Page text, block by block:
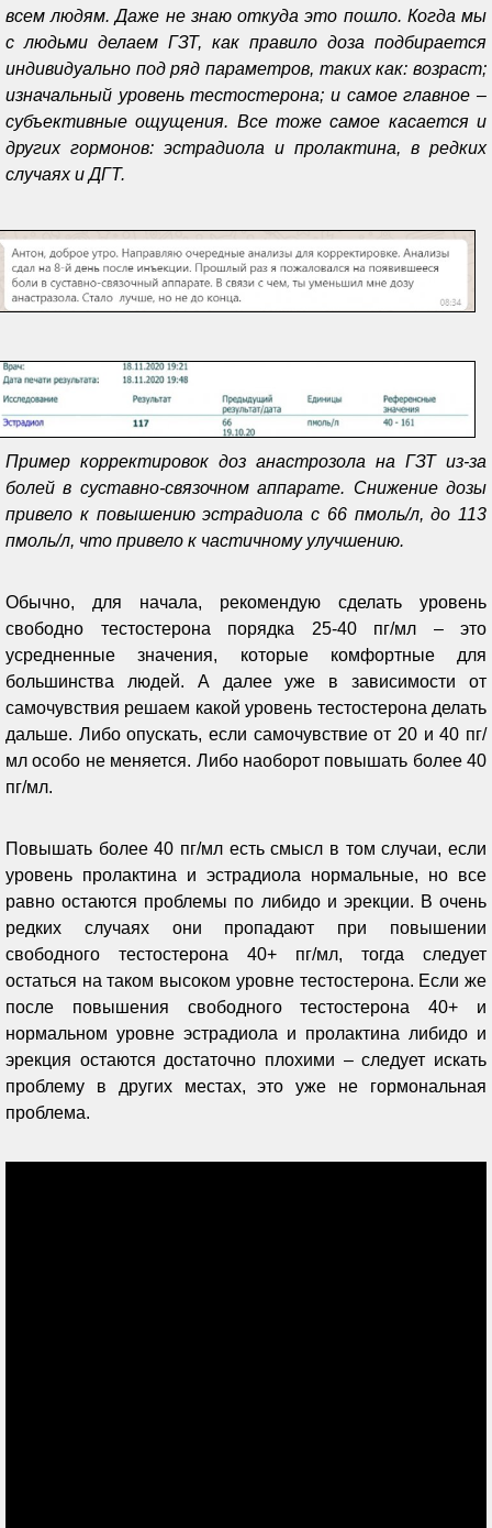
всем людям. Даже не знаю откуда это пошло. Когда мы
с людьми делаем ГЗТ, как правило доза подбирается
индивидуально под ряд параметров, таких как: возраст;
изначальный уровень тестостерона; и самое главное –
субъективные ощущения. Все тоже самое касается и
других гормонов: эстрадиола и пролактина, в редких
случаях и ДГТ.
Пример корректировок доз анастрозола на ГЗТ из-за
болей в суставно-связочном аппарате. Снижение дозы
привело к повышению эстрадиола с 66 пмоль/л, до 113
пмоль/л, что привело к частичному улучшению.
Обычно, для начала, рекомендую сделать уровень
свободно тестостерона порядка 25-40 пг/мл – это
усредненные значения, которые комфортные для
большинства людей. А далее уже в зависимости от
самочувствия решаем какой уровень тестостерона делать
дальше. Либо опускать, если самочувствие от 20 и 40 пг/
мл особо не меняется. Либо наоборот повышать более 40
пг/мл.
Повышать более 40 пг/мл есть смысл в том случаи, если
уровень пролактина и эстрадиола нормальные, но все
равно остаются проблемы по либидо и эрекции. В очень
редких случаях они пропадают при повышении
свободного тестостерона 40+ пг/мл, тогда следует
остаться на таком высоком уровне тестостерона. Если же
после повышения свободного тестостерона 40+ и
нормальном уровне эстрадиола и пролактина либидо и
эрекция остаются достаточно плохими – следует искать
проблему в других местах, это уже не гормональная
проблема.